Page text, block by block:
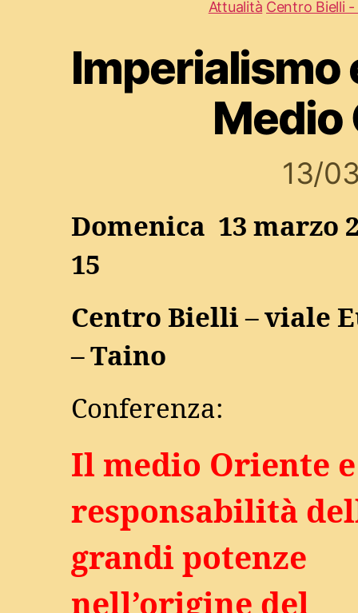
Attualità Centro Bielli
Imperialismo
Medio
13/
Domenica 13 marzo
15
Centro Bielli – viale
– Taino
Conferenza:
Il medio Oriente
responsabilità
grandi potenze